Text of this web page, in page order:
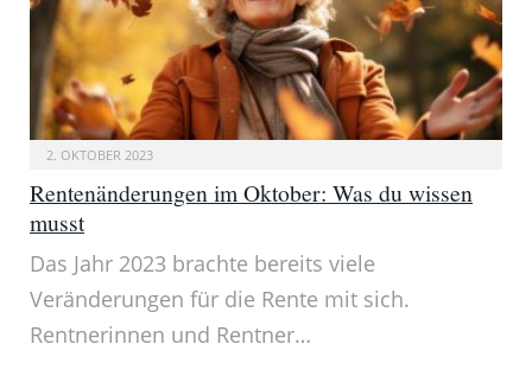
2. OKTOBER 2023
Rentenänderungen im Oktober: Was du wissen
musst
Das Jahr 2023 brachte bereits viele
Veränderungen für die Rente mit sich.
Rentnerinnen und Rentner…